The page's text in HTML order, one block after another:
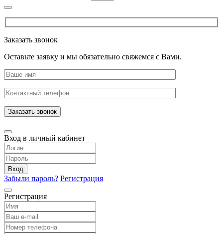
Заказать звонок
Оставьте заявку и мы обязательно свяжемся с Вами.
Заказать звонок
Вход в личный кабинет
Вход
Забыли пароль? Регистрация
Регистрация